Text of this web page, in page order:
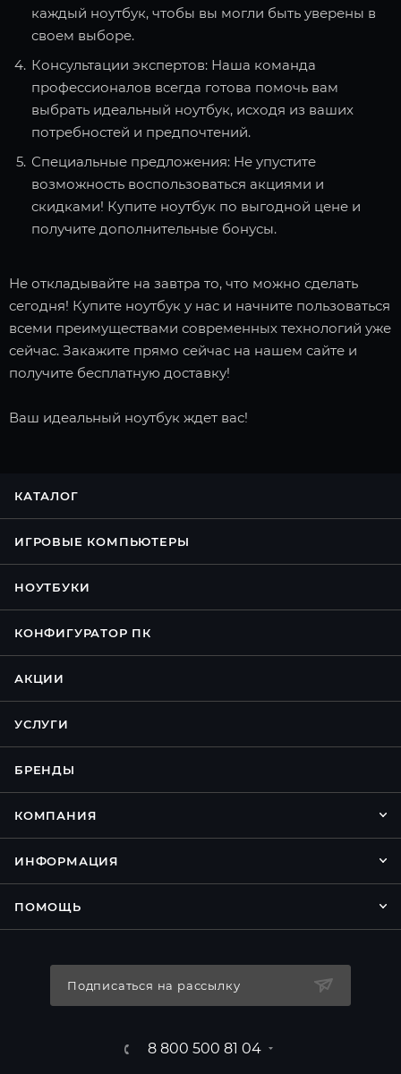
каждый ноутбук, чтобы вы могли быть уверены в
своем выборе.
Консультации экспертов: Наша команда
профессионалов всегда готова помочь вам
выбрать идеальный ноутбук, исходя из ваших
потребностей и предпочтений.
Специальные предложения: Не упустите
возможность воспользоваться акциями и
скидками! Купите ноутбук по выгодной цене и
получите дополнительные бонусы.
Не откладывайте на завтра то, что можно сделать
сегодня! Купите ноутбук у нас и начните пользоваться
всеми преимуществами современных технологий уже
сейчас. Закажите прямо сейчас на нашем сайте и
получите бесплатную доставку!
Ваш идеальный ноутбук ждет вас!
КАТАЛОГ
ИГРОВЫЕ КОМПЬЮТЕРЫ
НОУТБУКИ
КОНФИГУРАТОР ПК
АКЦИИ
УСЛУГИ
БРЕНДЫ
КОМПАНИЯ
ИНФОРМАЦИЯ
ПОМОЩЬ
Подписаться на рассылку
8 800 500 81 04